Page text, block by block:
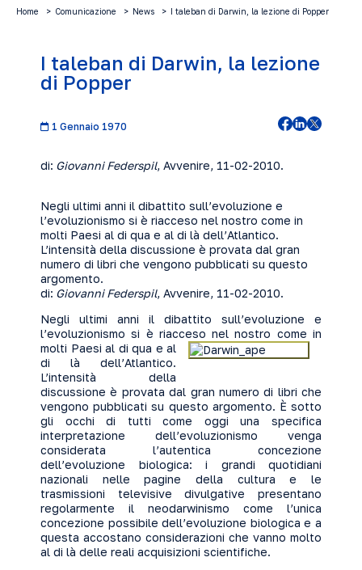
Home Comunicazione News I taleban di Darwin, la lezione di Popper
I taleban di Darwin, la lezione
di Popper
1 Gennaio 1970
di: Giovanni Federspil, Avvenire, 11-02-2010.
Negli ultimi anni il dibattito sull’evoluzione e
l’evoluzionismo si è riacceso nel nostro come in
molti Paesi al di qua e al di là dell’Atlantico.
L’intensità della discussione è provata dal gran
numero di libri che vengono pubblicati su questo
argomento.
di: Giovanni Federspil, Avvenire, 11-02-2010.
Negli ultimi anni il dibattito sull’evoluzione e
l’evoluzionismo si è riacceso nel nostro come in
molti Paesi al di qua e al
di là dell’Atlantico.
L’intensità della
discussione è provata dal gran numero di libri che
vengono pubblicati su questo argomento. È sotto
gli occhi di tutti come oggi una specifica
interpretazione dell’evoluzionismo venga
considerata l’autentica concezione
dell’evoluzione biologica: i grandi quotidiani
nazionali nelle pagine della cultura e le
trasmissioni televisive divulgative presentano
regolarmente il neodarwinismo come l’unica
concezione possibile dell’evoluzione biologica e a
questa accostano considerazioni che vanno molto
al di là delle reali acquisizioni scientifiche.